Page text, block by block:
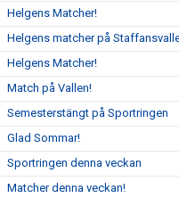
Helgens Matcher!
Helgens matcher på
Helgens Matcher!
Match på Vallen!
Semesterstängt på Sportringen
Glad Sommar!
Sportringen denna veckan
Matcher denna veckan!